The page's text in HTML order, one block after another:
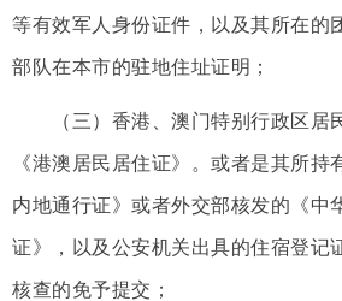
等有效军人身份证件，以及其所在的
部队在本市的驻地住址证明；
（三）香港、澳门特别行政区居
《港澳居民居住证》。或者是其所持
内地通行证》或者外交部核发的《中
证》，以及公安机关出具的住宿登记
核查的免予提交；